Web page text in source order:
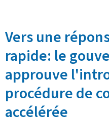
Vers une
rapide: le
approuve
procédure de
accélérée